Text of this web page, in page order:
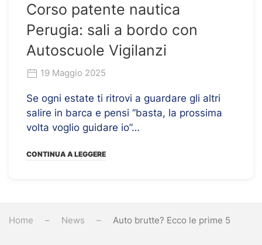
Corso patente nautica
Perugia: sali a bordo con
Autoscuole Vigilanzi
19 Maggio 2025
Se ogni estate ti ritrovi a guardare gli altri
salire in barca e pensi “basta, la prossima
volta voglio guidare io”…
CONTINUA A LEGGERE
Home News Auto brutte? Ecco le prime 5